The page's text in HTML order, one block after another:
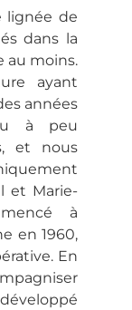
lignée de
dans la
au moins.
ayant
années
à peu
et nous
et Marie-
à
en 1960,
En